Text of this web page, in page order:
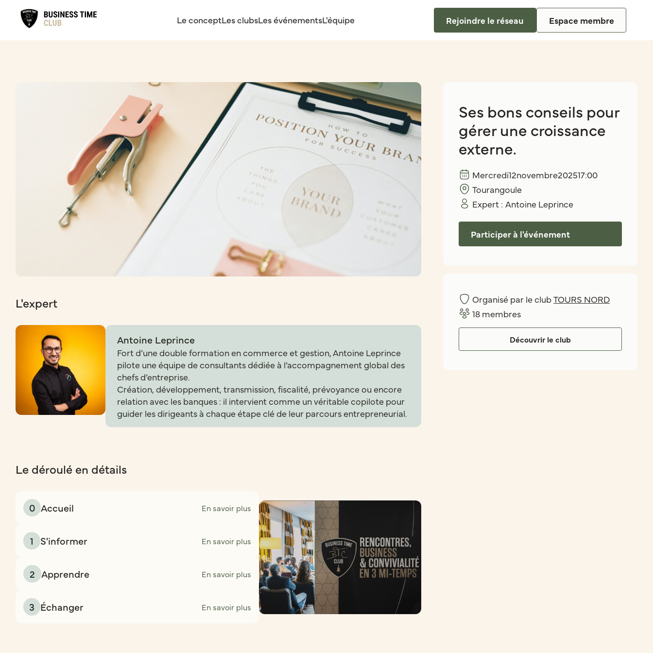
Le conceptLes clubsLes événementsL'équipe Rejoindre le réseau Espace membre
L'expert
Antoine Leprince
Fort d’une double formation en commerce et gestion, Antoine Leprince
pilote une équipe de consultants dédiée à l’accompagnement global des
chefs d’entreprise.
Création, développement, transmission, fiscalité, prévoyance ou encore
relation avec les banques : il intervient comme un véritable copilote pour
guider les dirigeants à chaque étape clé de leur parcours entrepreneurial.
Le déroulé en détails
0 Accueil En savoir plus
1 S'informer En savoir plus
2 Apprendre En savoir plus
3 Échanger En savoir plus
Ses bons conseils pour
gérer une croissance
externe.
Mercredi12novembre202517:00
Tourangoule
Expert : Antoine Leprince
Participer à l'événement
Organisé par le clubTOURS NORD
18 membres
Découvrir le club